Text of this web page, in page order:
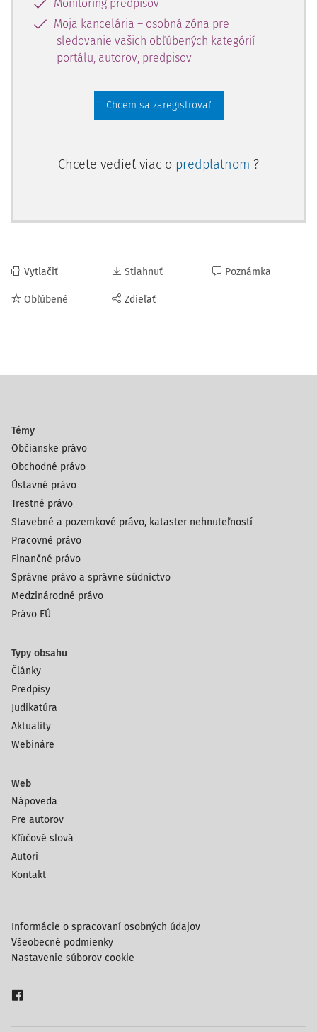
Monitoring predpisov
Moja kancelária – osobná zóna pre
sledovanie vašich obľúbených kategórií
portálu, autorov, predpisov
Chcem sa zaregistrovať
Chcete vedieť viac o predplatnom ?
Vytlačiť
Obľúbené
Stiahnuť
Zdieľať
Poznámka
Témy
Občianske právo
Obchodné právo
Ústavné právo
Trestné právo
Stavebné a pozemkové právo, kataster nehnuteľností
Pracovné právo
Finančné právo
Správne právo a správne súdnictvo
Medzinárodné právo
Právo EÚ
Typy obsahu
Články
Predpisy
Judikatúra
Aktuality
Webináre
Web
Nápoveda
Pre autorov
Kľúčové slová
Autori
Kontakt
Informácie o spracovaní osobných údajov
Všeobecné podmienky
Nastavenie súborov cookie